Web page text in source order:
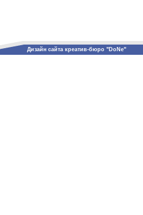
Дизайн сайта креатив-бюро "DoNe"